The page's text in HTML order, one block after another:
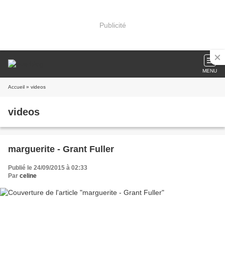
Publicité
MENU
Accueil » videos
videos
marguerite - Grant Fuller
Publié le 24/09/2015 à 02:33
Par celine